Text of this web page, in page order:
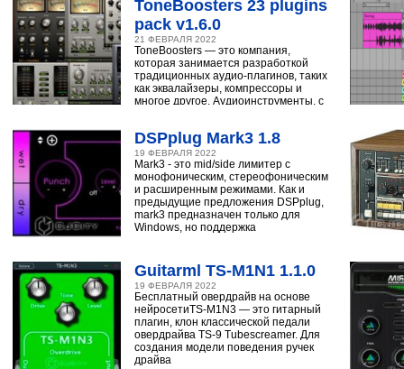
ToneBoosters 23 plugins
pack v1.6.0
21 ФЕВРАЛЯ 2022
ToneBoosters — это компания,
которая занимается разработкой
традиционных аудио-плагинов, таких
как эквалайзеры, компрессоры и
многое другое. Аудиоинструменты, с
DSPplug Mark3 1.8
19 ФЕВРАЛЯ 2022
Mark3 - это mid/side лимитер с
монофоническим, стереофоническим
и расширенным режимами. Как и
предыдущие предложения DSPplug,
mark3 предназначен только для
Windows, но поддержка
Guitarml TS-M1N1 1.1.0
19 ФЕВРАЛЯ 2022
Бесплатный овердрайв на основе
нейросетиTS-M1N3 — это гитарный
плагин, клон классической педали
овердрайва TS-9 Tubescreamer. Для
создания модели поведения ручек
драйва